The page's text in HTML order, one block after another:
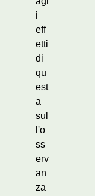
i
eff
etti
di
qu
est
a
sul
l'o
ss
erv
an
za